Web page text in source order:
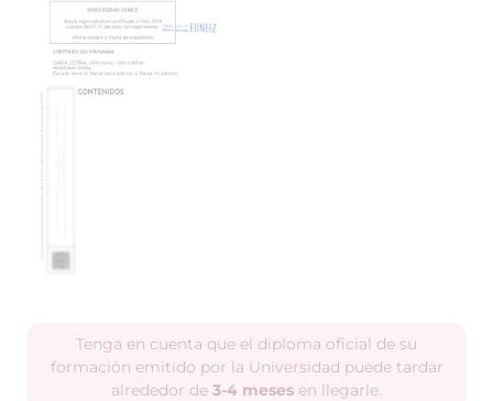
Tenga en cuenta que el diploma oficial de su
formación emitido por la Universidad puede tardar
alrededor de 3-4 meses en llegarle.